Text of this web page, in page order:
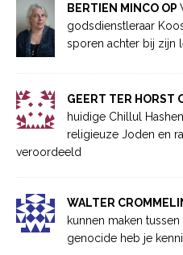
BERTIEN MINCO OP
godsdienstleraar
sporen achter bij zijn
GEERT TER HORST
huidige Chillul
religieuze Joden en
veroordeeld
WALTER
kunnen maken
genocide heb je